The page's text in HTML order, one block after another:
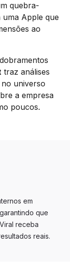
quebra-
Apple que
ao
traz análises
universo
a empresa
poucos.
em
que
receba
reais.